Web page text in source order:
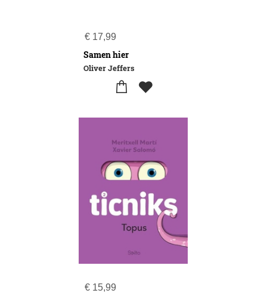
€ 17,99
Samen hier
Oliver Jeffers
€ 15,99